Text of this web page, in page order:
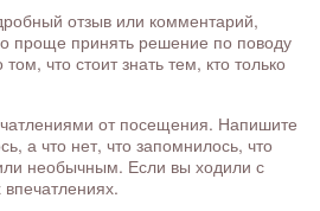
отзыв или комментарий,
проще принять решение по поводу
что стоит знать тем, кто только
от посещения. Напишите
а что нет, что запомнилось, что
необычным. Если вы ходили с